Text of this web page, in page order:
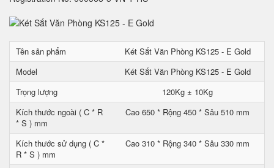
Tên sản phẩm
Két Sắt Văn Phòng KS125 - E Gold
Model
Két Sắt Văn Phòng KS125 - E Gold
Trọng lượng
120Kg ± 10Kg
Kích thước ngoài ( C * R
* S ) mm
Cao 650 * Rộng 450 * Sâu 510 mm
Kích thước sử dụng ( C *
R * S ) mm
Cao 310 * Rộng 340 * Sâu 330 mm